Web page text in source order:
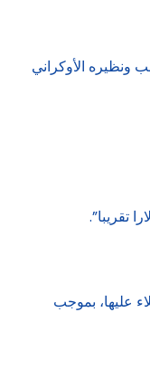
ونظيره الأوكراني
عليها، بموجب